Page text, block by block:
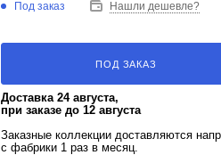
Под заказ Нашли дешевле?
ПОД ЗАКАЗ
Доставка 24 августа,
при заказе до 12 августа
Заказные коллекции доставляются
с фабрики 1 раз в месяц.